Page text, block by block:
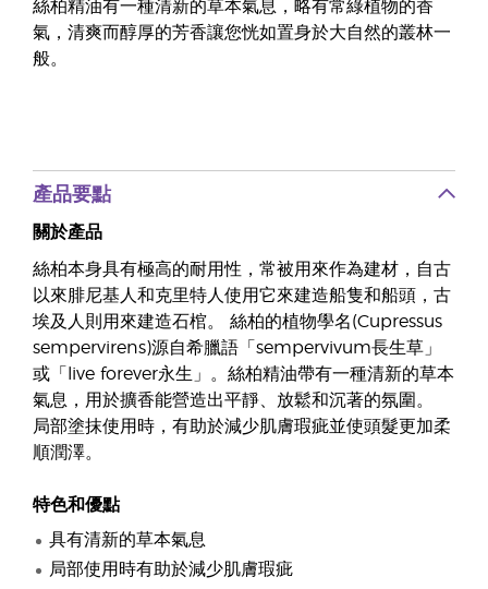
絲柏精油有一種清新的草本氣息，略有常綠植物的香
氣，清爽而醇厚的芳香讓您恍如置身於大自然的叢林一
般。
產品要點
關於產品
絲柏本身具有極高的耐用性，常被用來作為建材，自古
以來腓尼基人和克里特人使用它來建造船隻和船頭，古
埃及人則用來建造石棺。 絲柏的植物學名(Cupressus
sempervirens)源自希臘語「sempervivum長生草」
或「live forever永生」。絲柏精油帶有一種清新的草本
氣息，用於擴香能營造出平靜、放鬆和沉著的氛圍。
局部塗抹使用時，有助於減少肌膚瑕疵並使頭髮更加柔
順潤澤。
特色和優點
具有清新的草本氣息
局部使用時有助於減少肌膚瑕疵